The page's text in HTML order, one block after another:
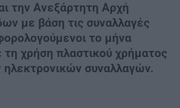
την Ανεξάρτητη Αρχή
με βάση τις συναλλαγές
το μήνα
χρήση πλαστικού χρήματος
συναλλαγών.